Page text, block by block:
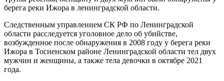
берега реки Ижора в ленинградской области.
Следственным управлением СК РФ по Ленинградской
области расследуется уголовное дело об убийстве,
возбужденное после обнаружения в 2008 году у берега реки
Ижора в Тосненском районе Ленинградской области тел двух
мужчин и женщины, а также тела девочки в октябре 2021
года.